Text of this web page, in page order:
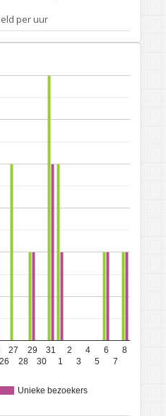
per uur
Unieke bezoekers
26
27
28
29
30
31
1
2
3
4
5
6
7
8